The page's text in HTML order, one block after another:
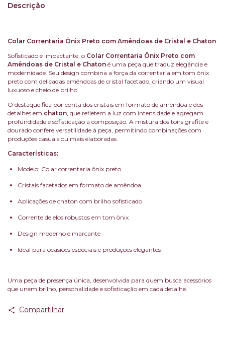
Descrição
Colar Correntaria Ônix Preto com Amêndoas de Cristal e Chaton
Sofisticado e impactante, o Colar Correntaria Ônix Preto com
Amêndoas de Cristal e Chaton é uma peça que traduz elegância e
modernidade. Seu design combina a força da correntaria em tom ônix
preto com delicadas amêndoas de cristal facetado, criando um visual
luxuoso e cheio de brilho.
O destaque fica por conta dos cristais em formato de amêndoa e dos
detalhes em chaton, que refletem a luz com intensidade e agregam
profundidade e sofisticação à composição. A mistura dos tons grafite e
dourado confere versatilidade à peça, permitindo combinações com
produções casuais ou mais elaboradas.
Características:
Modelo: Colar correntaria ônix preto
Cristais facetados em formato de amêndoa
Aplicações de chaton com brilho sofisticado
Corrente de elos robustos em tom ônix
Design moderno e marcante
Ideal para ocasiões especiais e produções elegantes
Uma peça de presença única, desenvolvida para quem busca acessórios
que unem brilho, personalidade e sofisticação em cada detalhe.
Compartilhar